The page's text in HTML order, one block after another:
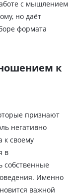
с мышлением
но даёт
формата
к
признают
негативно
к своему
в
собственные
Именно
важной